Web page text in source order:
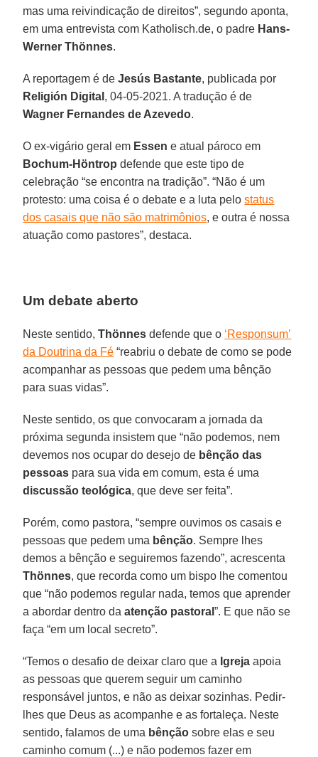
mas uma reivindicação de direitos”, segundo aponta,
em uma entrevista com Katholisch.de, o padre Hans-
Werner Thönnes.
A reportagem é deJesús Bastante, publicada por
Religión Digital , 04-05-2021. A tradução é de
Wagner Fernandes de Azevedo.
O ex-vigário geral em Essen e atual pároco em
Bochum-Höntrop defende que este tipo de
celebração “se encontra na tradição”. “Não é um
protesto: uma coisa é o debate e a luta pelostatus
dos casais que não são matrimônios, e outra é nossa
atuação como pastores”, destaca.
Um debate aberto
Neste sentido,Thönnes defende que o ‘Responsum’
da Doutrina da Fé “reabriu o debate de como se pode
acompanhar as pessoas que pedem uma bênção
para suas vidas”.
Neste sentido, os que convocaram a jornada da
próxima segunda insistem que “não podemos, nem
devemos nos ocupar do desejo de bênção das
pessoas para sua vida em comum, esta é uma
discussão teológica, que deve ser feita”.
Porém, como pastora, “sempre ouvimos os casais e
pessoas que pedem uma bênção. Sempre lhes
demos a bênção e seguiremos fazendo”, acrescenta
Thönnes, que recorda como um bispo lhe comentou
que “não podemos regular nada, temos que aprender
a abordar dentro daatenção pastoral”. E que não se
faça “em um local secreto”.
“Temos o desafio de deixar claro que a Igreja apoia
as pessoas que querem seguir um caminho
responsável juntos, e não as deixar sozinhas. Pedir-
lhes que Deus as acompanhe e as fortaleça. Neste
sentido, falamos de uma bênção sobre elas e seu
caminho comum (...) e não podemos fazer em